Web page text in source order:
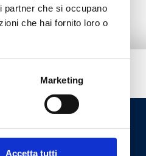
partner che si occupano
che hai fornito loro o
Marketing
Accetta tutti